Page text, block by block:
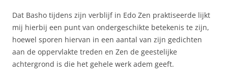
Dat Basho tijdens zijn verblijf in Edo Zen praktiseerde lijkt
mij hierbij een punt van ondergeschikte betekenis te zijn,
hoewel sporen hiervan in een aantal van zijn gedichten
aan de oppervlakte treden en Zen de geestelijke
achtergrond is die het gehele werk adem geeft.